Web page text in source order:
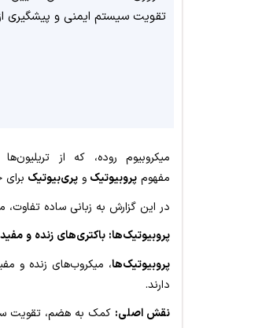
تقویت سیستم ایمنی و پیشگیری از
میکروبیوم روده، که از
مفهوم پروبیوتیک و پری‌بیوتیک
در این گزارش به زبانی ساده
پروبیوتیک‌ها: باکتری‌های زنده و مفید
پروبیوتیک‌ها، میکروب‌های زنده و
دارند.
نقش اصلی: کمک به هضم، تقویت